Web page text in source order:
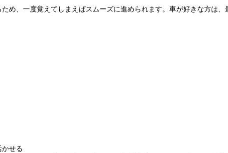
め、一度覚えてしまえばスムーズに進められます。車が好きな方は
かせる